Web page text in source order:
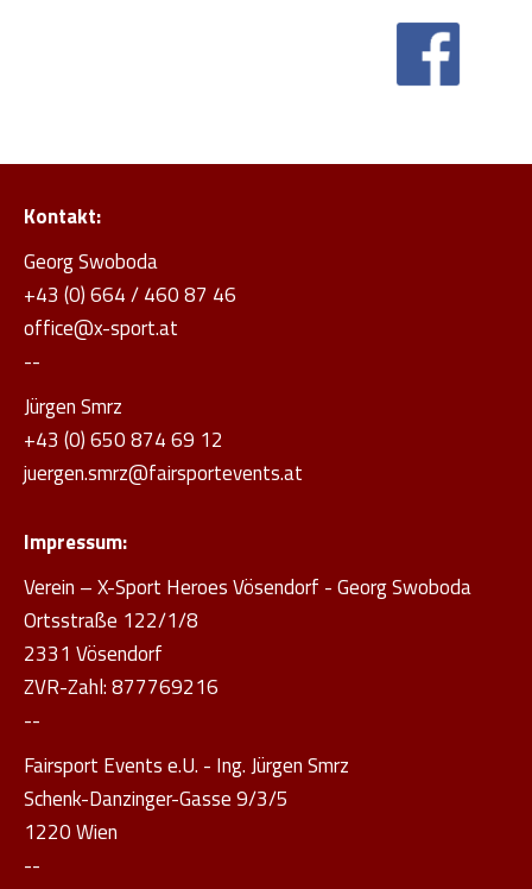
Kontakt:
Georg Swoboda
+43 (0) 664 / 460 87 46
office@x-sport.at
--
Jürgen Smrz
+43 (0) 650 874 69 12
juergen.smrz@fairsportevents.at
Impressum:
Verein – X-Sport Heroes Vösendorf - Georg Swoboda
Ortsstraße 122/1/8
2331 Vösendorf
ZVR-Zahl: 877769216
--
Fairsport Events e.U. - Ing. Jürgen Smrz
Schenk-Danzinger-Gasse 9/3/5
1220 Wien
--